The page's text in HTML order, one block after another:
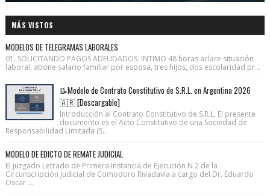
MÁS VISTOS
MODELOS DE TELEGRAMAS LABORALES
01. SOLICITANDO PAGOS ADEUDADOS. INTIMO 48 horas aclare situación
laboral, abone salario familiar por esposa, tres hijos, dos escolaridad pr...
📝Modelo de Contrato Constitutivo de S.R.L. en Argentina 2026
🇦🇷 [Descargable]
Introducción al Contrato Constitutivo de S.R.L. El presente
documento es el Acto Constitutivo de una Sociedad de
Responsabilidad Limitada (S...
MODELO DE EDICTO DE REMATE JUDICIAL
El juzgado Letrado de Primera Instancia de Ejecución N 2 de la
Circunscripción Judicial de Comodoro Rivadavia a cargo del Dr. Eduardo
Oscar ...